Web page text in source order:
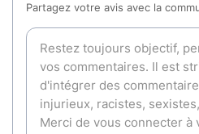
Partagez votre avis avec la